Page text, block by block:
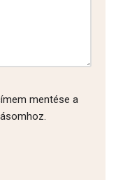
mentése a